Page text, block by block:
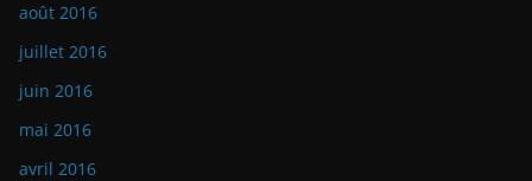
août 2016
juillet 2016
juin 2016
mai 2016
avril 2016